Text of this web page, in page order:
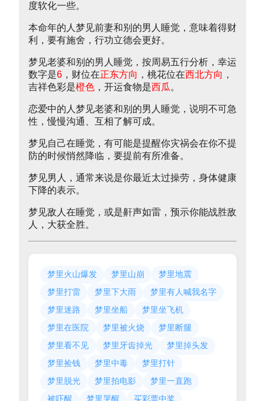
度软化一些。
本命年的人梦见前妻和别的男人睡觉，意味着得财
利，要有施舍，行功立德会更好。
梦见老婆和别的男人睡觉，按周易五行分析，幸运
数字是6 ，财位在正东方向 ，桃花位在西北方向 ，
吉祥色彩是橙色 ，开运食物是西瓜。
恋爱中的人梦见老婆和别的男人睡觉，说明不可急
性，慢慢沟通、互相了解可成。
梦见自己在睡觉，有可能是提醒你灾祸会在你不提
防的时候悄然降临，要提前有所准备。
梦见男人，通常来说是你最近太过操劳，身体健康
下降的表示。
梦见敌人在睡觉，或是鼾声如雷，预示你能战胜敌
人，大获全胜。
梦里火山爆发 梦里山崩
梦里地震
梦里打雷
梦里下大雨
梦里有人喊我名字
梦里迷路
梦里坐船
梦里坐飞机
梦里在医院
梦里被火烧
梦里断腿
梦里看不见
梦里牙齿掉光
梦里掉头发
梦里捡钱
梦里中毒
梦里打针
梦里脱光
梦里拍电影
梦里一直跑
被吓醒
梦里哭醒 买彩票中奖